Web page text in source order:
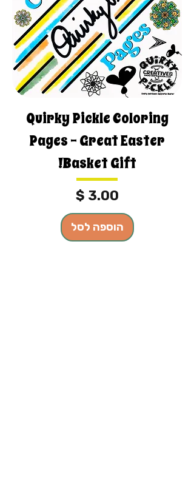
Quirky Pickle Coloring
Pages - Great Easter
Basket Gift!
מחיר
הוספה לסל